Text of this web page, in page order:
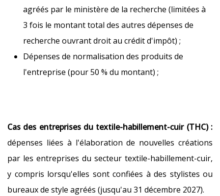
agréés par le ministère de la recherche (limitées à
3 fois le montant total des autres dépenses de
recherche ouvrant droit au crédit d'impôt) ;
Dépenses de normalisation des produits de
l'entreprise (pour 50 % du montant) ;
Cas des entreprises du textile-habillement-cuir (THC) :
dépenses liées à l'élaboration de nouvelles créations
par les entreprises du secteur textile-habillement-cuir,
y compris lorsqu'elles sont confiées à des stylistes ou
bureaux de style agréés (jusqu'au 31 décembre 2027).